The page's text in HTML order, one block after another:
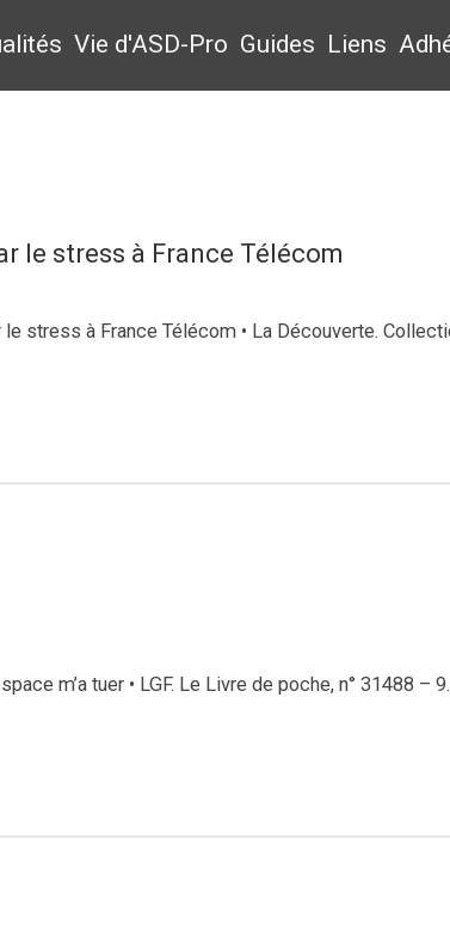
Vie d'ASD-Pro Guides Liens
le stress à France Télécom
stress à France Télécom • La Découverte.
m’a tuer • LGF. Le Livre de poche, n° 31488 –